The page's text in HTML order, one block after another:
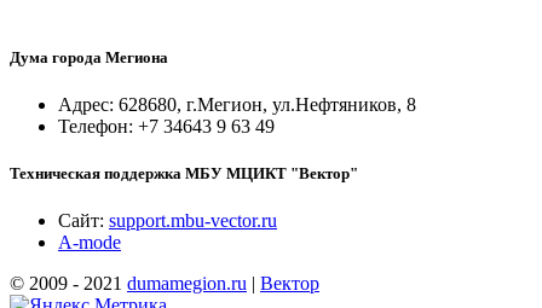
Дума города Мегиона
Адрес: 628680, г.Мегион, ул.Нефтяников, 8
Телефон: +7 34643 9 63 49
Техническая поддержка МБУ МЦИКТ "Вектор"
Сайт: support.mbu-vector.ru
A-mode
© 2009 - 2021 dumamegion.ru | Вектор